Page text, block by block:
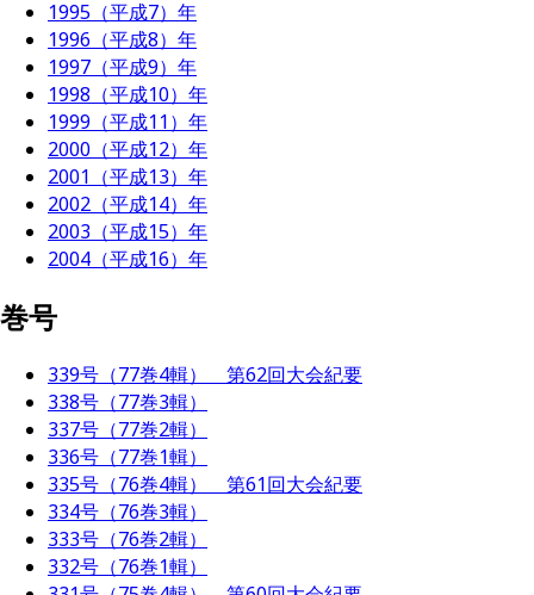
1995（平成7）年
1996（平成8）年
1997（平成9）年
1998（平成10）年
1999（平成11）年
2000（平成12）年
2001（平成13）年
2002（平成14）年
2003（平成15）年
2004（平成16）年
巻号
339号（77巻4輯） 第62回大会紀要
338号（77巻3輯）
337号（77巻2輯）
336号（77巻1輯）
335号（76巻4輯） 第61回大会紀要
334号（76巻3輯）
333号（76巻2輯）
332号（76巻1輯）